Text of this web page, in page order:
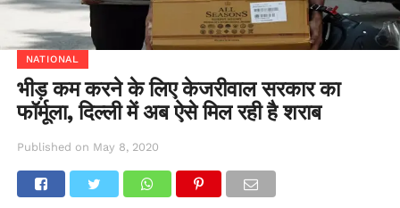
NATIONAL
भीड़ कम करने के लिए केजरीवाल सरकार का
फॉर्मूला, दिल्ली में अब ऐसे मिल रही है शराब
Published on May 8, 2020